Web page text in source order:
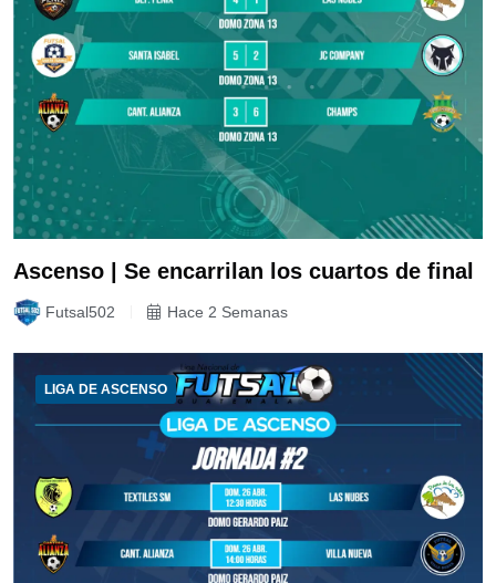
Ascenso | Se encarrilan los cuartos de final
Futsal502 Hace 2 Semanas
LIGA DE ASCENSO